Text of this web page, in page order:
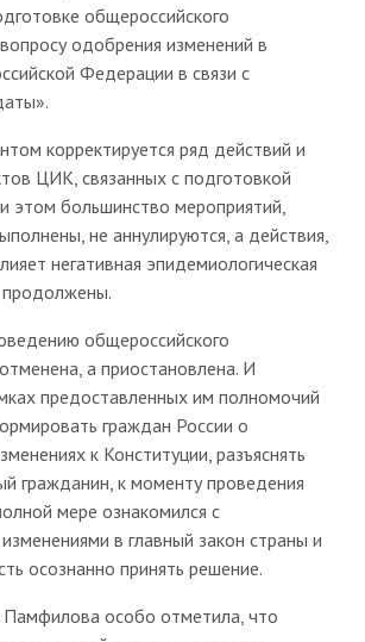
общероссийского
одобрения изменений в
Федерации в связи с
корректируется ряд действий и
ЦИК, связанных с подготовкой
этом большинство мероприятий,
не аннулируются, а действия,
негативная эпидемиологическая
продолжены.
общероссийского
а приостановлена. И
предоставленных им полномочий
граждан России о
к Конституции, разъяснять
гражданин, к моменту проведения
мере ознакомился с
в главный закон страны и
осознанно принять решение.
особо отметила, что